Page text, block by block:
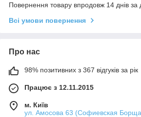
Повернення товару впродовж 14 днів за
Всі умови повернення
Про нас
98% позитивних з 367 відгуків за рік
Працює з 12.11.2015
м. Київ
ул. Амосова 63 (Софиевская